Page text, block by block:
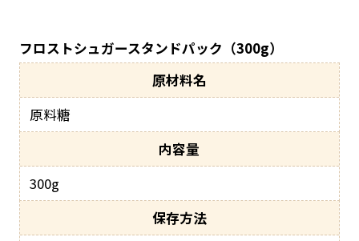
フロストシュガースタンドパック（300g）
原材料名
原料糖
内容量
300g
保存方法